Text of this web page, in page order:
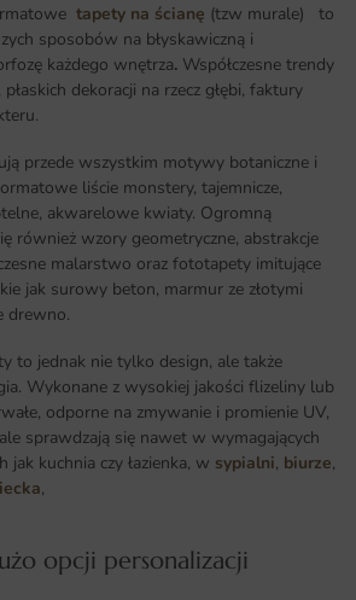
tapety na ścianę (tzw murale) to
sposobów na błyskawiczną i
każdego wnętrza. Współczesne trendy
dekoracji na rzecz głębi, faktury
przede wszystkim motywy botaniczne i
liście monstery, tajemnicze,
akwarelowe kwiaty. Ogromną
również wzory geometryczne, abstrakcje
malarstwo oraz fototapety imitujące
jak surowy beton, marmur ze złotymi
drewno.
to jednak nie tylko design, ale także
Wykonane z wysokiej jakości flizeliny lub
odporne na zmywanie i promienie UV,
sprawdzają się nawet w wymagających
jak kuchnia czy łazienka, w sypialni, biurze,
,
opcji personalizacji